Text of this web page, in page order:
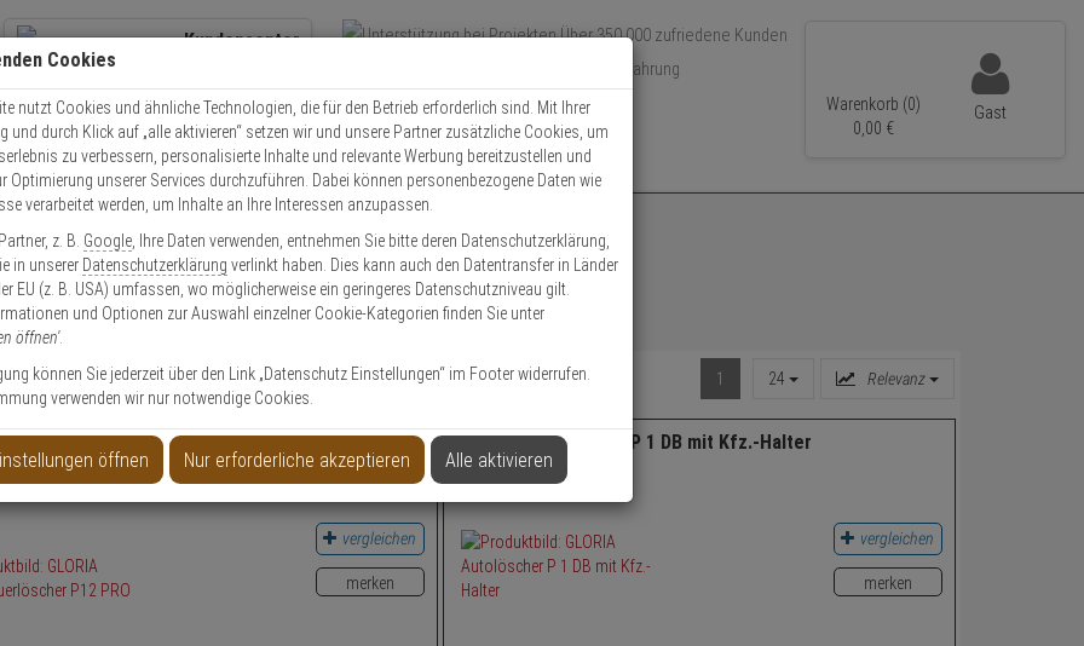
Kundencenter
Kontaktservice nutzen
Mo. - Do.: 8:00 - 16:30 Fr. 8:00 - 14:00 Uhr
Über 350.000 zufriedene Kunden
Über 15 Jahre Erfahrung
Schneller Versand
Warenkorb (0)
0, 00 €
Gast
1 24 Relevanz
Pulverfeuerlöscher P12 PRO
vergleichen
merken
GLORIA Autolöscher P 1 DB mit Kfz.-Halter
vergleichen
merken
Cookies
nutzt Cookies und ähnliche Technologien, die für den Betrieb erforderlich sind. Mit Ihrer
und durch Klick auf „alle aktivieren“ setzen wir und unsere Partner zusätzliche Cookies, um
zu verbessern, personalisierte Inhalte und relevante Werbung bereitzustellen und
Optimierung unserer Services durchzuführen. Dabei können personenbezogene Daten wie
verarbeitet werden, um Inhalte an Ihre Interessen anzupassen.
z. B. Google , Ihre Daten verwenden, entnehmen Sie bitte deren Datenschutzerklärung,
in unserer Datenschutzerklärung verlinkt haben. Dies kann auch den Datentransfer in Länder
EU (z. B. USA) umfassen, wo möglicherweise ein geringeres Datenschutzniveau gilt.
und Optionen zur Auswahl einzelner Cookie-Kategorien finden Sie unter
öffnen'.
können Sie jederzeit über den Link „Datenschutz Einstellungen“ im Footer widerrufen.
verwenden wir nur notwendige Cookies.
öffnen Nur erforderliche akzeptieren Alle aktivieren